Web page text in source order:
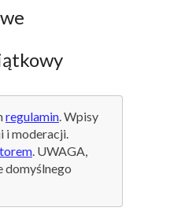
regulamin. Wpisy
i moderacji.
. UWAGA,
domyślnego